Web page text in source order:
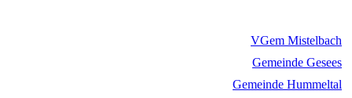
VGem Mistelbach
Gemeinde Gesees
Gemeinde Hummeltal